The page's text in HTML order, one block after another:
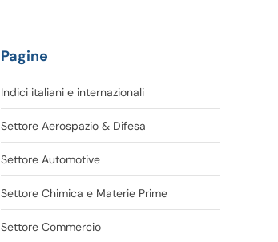
Pagine
Indici italiani e internazionali
Settore Aerospazio & Difesa
Settore Automotive
Settore Chimica e Materie Prime
Settore Commercio